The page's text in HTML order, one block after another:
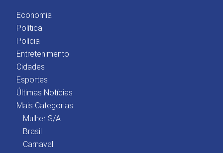
Economia
Política
Polícia
Entretenimento
Cidades
Esportes
Últimas Notícias
Mais Categorias
Mulher S/A
Brasil
Carnaval